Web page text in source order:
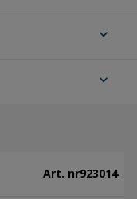
expand_more
expand_more
Art. nr923014